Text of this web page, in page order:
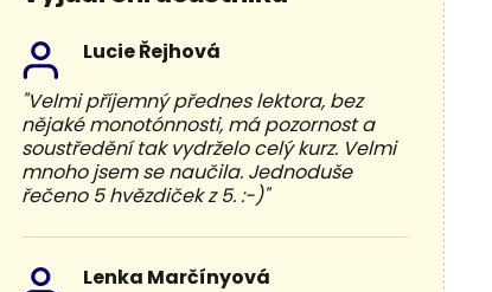
Lucie Řejhová
"Velmi příjemný přednes lektora, bez
nějaké monotónnosti, má pozornost a
soustředění tak vydrželo celý kurz. Velmi
mnoho jsem se naučila. Jednoduše
řečeno 5 hvězdiček z 5. :-)"
Lenka Marčínyová